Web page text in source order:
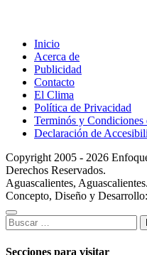
Inicio
Acerca de
Publicidad
Contacto
El Clima
Política de Privacidad
Terminós y Condiciones
Declaración de
Copyright 2005 - 2026
Derechos Reservados.
Aguascalientes, Aguascalientes.
Concepto, Diseño y Desarrollo:
Buscar:
Secciones para visitar